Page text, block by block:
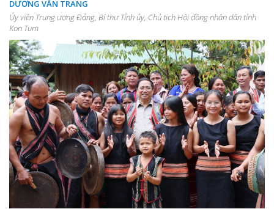
DƯƠNG VĂN TRANG
Ủy viên Trung ương Đảng, Bí thư Tỉnh ủy, Chủ tịch Hội đồng nhân dân tỉnh
Kon Tum